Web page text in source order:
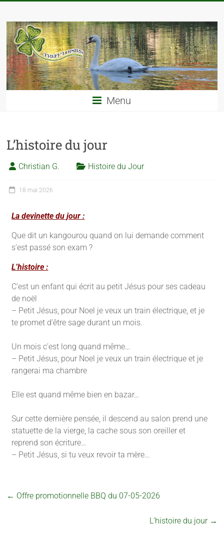
Menu
L’histoire du jour
Christian G. Histoire du Jour
18 mai 2026
La devinette du jour :
Que dit un kangourou quand on lui demande comment
s’est passé son exam ?
L’histoire :
C’est un enfant qui écrit au petit Jésus pour ses cadeau
de noël
– Petit Jésus, pour Noel je veux un train électrique, et je
te promet d’être sage durant un mois.
Un mois c’est long quand même…
– Petit Jésus, pour Noel je veux un train électrique et je
rangerai ma chambre
Elle est quand même bien en bazar…
Sur cette dernière pensée, il descend au salon prend une
statuette de la vierge, la cache sous son oreiller et
reprend son écriture…
– Petit Jésus, si tu veux revoir ta mère…
← Offre promotionnelle BBQ du 07-05-2026
L’histoire du jour →